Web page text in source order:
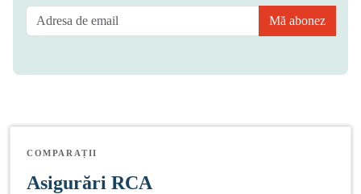
Mă abonez
COMPARAȚII
Asigurări RCA